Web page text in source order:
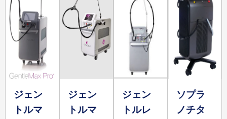
詳しく
見る
88,000円
腕5回
17,600円 2,400
ジェン
トルマ
ジェン
トルマ
ジェン
トルレ
ソプラ
ノチタ